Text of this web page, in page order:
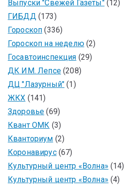
Выпуски "Свежей Газеты"(12)
ГИБДД(173)
Гороскоп (336)
Гороскоп на неделю(2)
Госавтоинспекция (29)
ДК ИМ. Лепсе(208)
ДЦ "Лазурный" (1)
ЖКХ (141)
Здоровье (69)
Квант ОМК (3)
Кванториум (2)
Коронавирус(67)
Культурный центр «Волна» (14)
Культурный центр «Волна» (4)